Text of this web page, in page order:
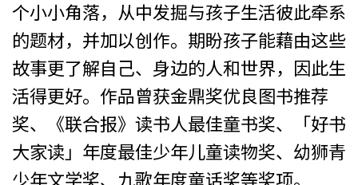
个小小角落，从中发掘与孩子生活彼此牵系
的题材，并加以创作。期盼孩子能藉由这些
故事更了解自己、身边的人和世界，因此生
活得更好。作品曾获金鼎奖优良图书推荐
奖、《联合报》读书人最佳童书奖、「好书
大家读」年度最佳少年儿童读物奖、幼狮青
少年文学奖、九歌年度童话奖等奖项。